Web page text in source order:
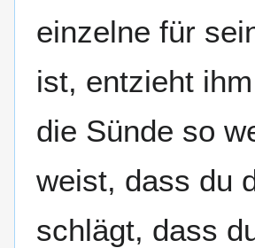
einzelne für
ist, entzieht
die Sünde so
weist, dass du
schlägt, dass